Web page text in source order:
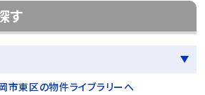
す
市東区の物件ライブラリーへ